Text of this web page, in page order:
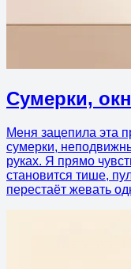
Сумерки,
Меня зацепила эта
сумерки,
руках. Я прямо
становится тише,
перестаёт жевать